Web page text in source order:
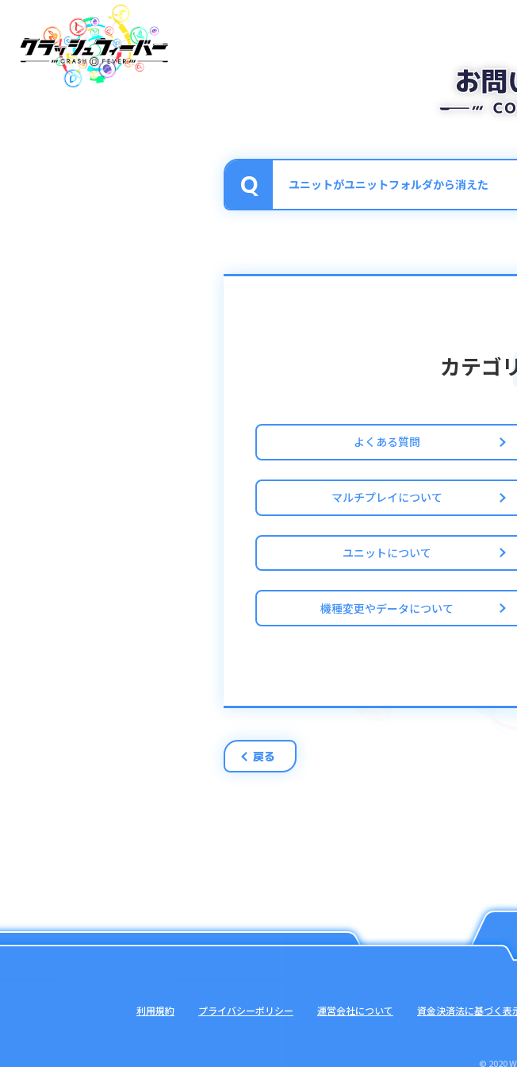
ユニットがユニットフォルダから消えた
アプリ内下部メニュー「ユニット」→「フォルダ
また、ご自身の操作で強化・売却・覚醒してしま
間違って強化・売却をしないように、大事なユニ
■お気に入り登録方法
フォルダからお気に入り登録したいユニットを選
カテゴ
よくある質問
マルチプレイについて
ユニットについて
機種変更やデータについて
戻る
利用規約 プライバシーポリシー 運営会社について 資金決済法に基づく表
© 2020